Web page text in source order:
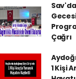
Çağrı
1 Kişi